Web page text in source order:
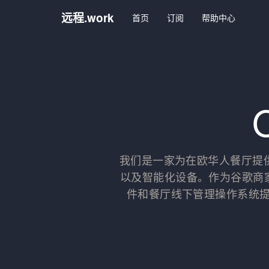
远程.work 首页 订阅 帮助中心
我们是一家为在欧华人餐厅
以及智能化设备。作为谷歌
件和餐厅线下管理操作系统